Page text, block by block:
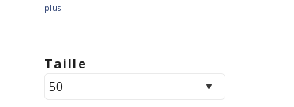
plus
Taille